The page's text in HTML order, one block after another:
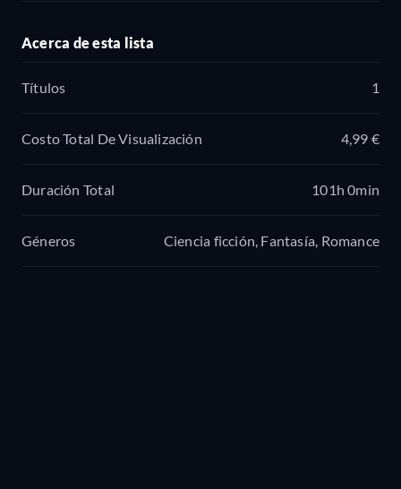
Acerca de esta lista
Títulos 1
Costo Total De Visualización 4,99 €
Duración Total 101h 0min
Géneros Ciencia ficción, Fantasía, Romance